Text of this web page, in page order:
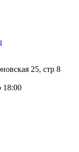
25, стр 8
18:00